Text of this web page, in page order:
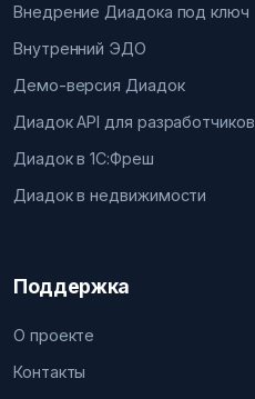
Внедрение Диадока под ключ
Внутренний ЭДО
Демо-версия Диадок
Диадок API для разработчиков
Диадок в 1С:Фреш
Диадок в недвижимости
Поддержка
О проекте
Контакты